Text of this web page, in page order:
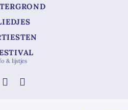
& lijstjes